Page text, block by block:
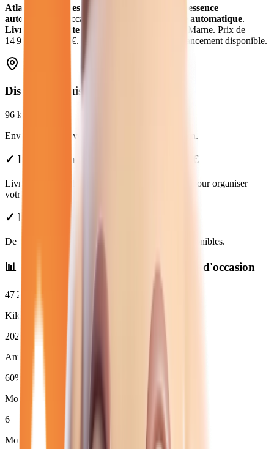
Atlas Automobiles
essence
automatique
d'occasion automatique.
Livraison gratuite à
Marne. Prix de
14 980
€. Essai gratuit, garantie et financement disponible.
Distance depuis
96 km
Environ
en voiture jusqu'à notre concession.
✓ Livraison à Épernay : forfait de 99€
Livraison disponible à Épernay. Contactez-nous pour organiser
votre livraison.
✓ Prix Transparents
De 35 470 €. Financement et LOA disponibles.
📊 Statistiques des essence automatique d'occasion
47 239
Kilométrage moyen
2022
Année moyenne
60%
Moins de 3 ans (
6
Moins de 50 000 km